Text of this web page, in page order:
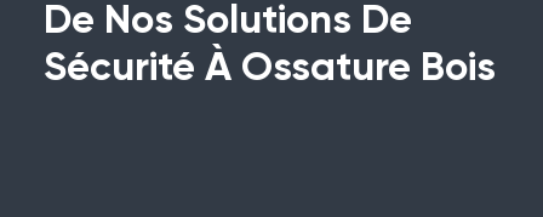
De Nos Solutions De
Sécurité À Ossature Bois